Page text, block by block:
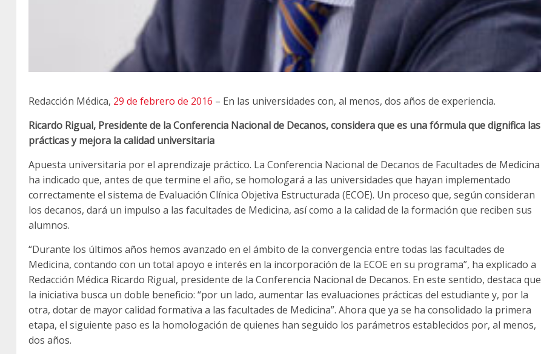
Redacción Médica, 29 de febrero de 2016 – En las universidades con, al menos, dos años de experiencia.
Ricardo Rigual, Presidente de la Conferencia Nacional de Decanos, considera que es una fórmula que dignifica las
prácticas y mejora la calidad universitaria
Apuesta universitaria por el aprendizaje práctico. La Conferencia Nacional de Decanos de Facultades de Medicina
ha indicado que, antes de que termine el año, se homologará a las universidades que hayan implementado
correctamente el sistema de Evaluación Clínica Objetiva Estructurada (ECOE). Un proceso que, según consideran
los decanos, dará un impulso a las facultades de Medicina, así como a la calidad de la formación que reciben sus
alumnos.
“Durante los últimos años hemos avanzado en el ámbito de la convergencia entre todas las facultades de
Medicina, contando con un total apoyo e interés en la incorporación de la ECOE en su programa”, ha explicado a
Redacción Médica Ricardo Rigual, presidente de la Conferencia Nacional de Decanos. En este sentido, destaca que
la iniciativa busca un doble beneficio: “por un lado, aumentar las evaluaciones prácticas del estudiante y, por la
otra, dotar de mayor calidad formativa a las facultades de Medicina”. Ahora que ya se ha consolidado la primera
etapa, el siguiente paso es la homologación de quienes han seguido los parámetros establecidos por, al menos,
dos años.